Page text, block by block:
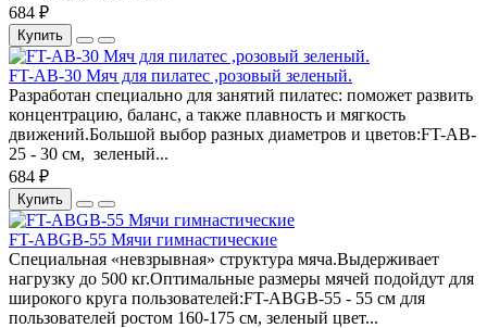
684 ₽
Купить
FT-AB-30 Мяч для пилатес ,розовый зеленый.
Разработан специально для занятий пилатес: поможет развить
концентрацию, баланс, а также плавность и мягкость
движений.Большой выбор разных диаметров и цветов:FT-AB-
25 - 30 см, зеленый...
684 ₽
Купить
FT-ABGB-55 Мячи гимнастические
Специальная «невзрывная» структура мяча.Выдерживает
нагрузку до 500 кг.Оптимальные размеры мячей подойдут для
широкого круга пользователей:FT-ABGB-55 - 55 см для
пользователей ростом 160-175 см, зеленый цвет...